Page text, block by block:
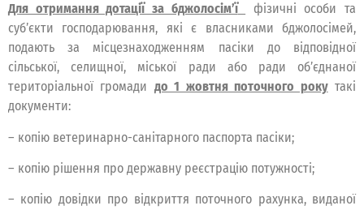
Для отримання дотації за бджолосім’ї
фізичні особи та
суб’єкти господарювання, які є власниками бджолосімей,
подають за місцезнаходженням пасіки до відповідної
сільської, селищної, міської ради або ради об’єднаної
територіальної громади до 1 жовтня поточного рокутакі
документи:
– копію ветеринарно-санітарного паспорта пасіки;
– копію рішення про державну реєстрацію потужності;
– копію довідки про відкриття поточного рахунка, виданої